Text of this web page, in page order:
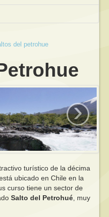
del petrohue
›
turístico de la décima
ubicado en Chile en la
curso tiene un sector de
Salto del Petrohué, muy